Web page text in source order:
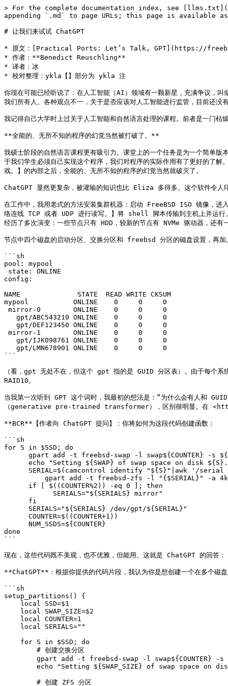
> For the complete documentation index, see [llms.txt](https://freebsd-journal-cn.bsdcn.org/llms.txt). Markdown versions of documentation pages are available by appending `.md` to page URLs; this page is available as [Markdown](https://freebsd-journal-cn.bsdcn.org/20230304-qian-ru-shi/gpt.md).

# 让我们来试试 ChatGPT

* 原文：[Practical Ports: Let’s Talk, GPT](https://freebsdfoundation.org/wp-content/uploads/2023/05/GPT_Practical_ports.pdf)
* 作者：**Benedict Reuschling**
* 译者：冰
* 校对整理：ykla【】部分为 ykla 注

你现在可能已经听说了：在人工智能（AI）领域有一颗新星，充满争议，叫做 ChatGPT。人们已经写了许多关于它的文章，既有讨论它如何通过完成一些被视为杂务的任务来改善人们的生活，也有讨论它如何让机器人取胜从而毁灭我们所有人。各种观点不一，关于是否应该对人工智能进行监管，目前还没有定论。既然这是 Practical Ports 专栏，我将实际看看这种类似聊天的工具能做些什么。

我记得自己大学时上过关于人工智能和自然语言处理的课程。前者是一门枯燥乏味的讲座，没什么价值，因为当时 AI 领域没有重大突破，所以讲座大多围绕该领域过去的努力展开——这简直是一门历史课。

**全能的、无所不知的程序的幻觉当然被打破了。**

我硕士阶段的自然语言课程更有吸引力。课堂上的一个任务是为一个简单版本的 Eliza 编程。当年，当计算机化的治疗师第一次出现时，它备受赞誉，仿佛能让精神分析学家第二天就申请失业。但现在来看，这当然没有发生。由于我们学生必须自己实现这个程序，我们对程序的实际作用有了更好的了解。看到它能做什么令人激动，加上一点随机性，它并没有很快变得太可预测或无聊。看了弗兰肯斯坦软件怪物【《游荡者：弗兰肯斯坦的怪物》是一款游戏。】的内部之后，全能的、无所不知的程序的幻觉当然就破灭了。

ChatGPT 显然更复杂，被灌输的知识也比 Eliza 多得多。这个软件令人印象深刻，但当然应该谨慎对待，下面的实验就证明了这一点。

在工作中，我用老式的方法安装集群机器：启动 FreeBSD ISO 镜像，进入 shell 并设置基本网络（`ifconfig ixl0 up && dhclient ixl0`）。然后，我使用 netcat【netcat 是个计算机网络公用程序，用来对网络连线 TCP 或者 UDP 进行读写。】将 shell 脚本传输到主机上并运行。虽然肯定有更好的自动化方法（如 PXE 启动、预置镜像等），但这个方法我已经用了一段时间。这个脚本并不复杂，但由于底层硬件的细微变化，已经经历了多次演变：一些节点只有 HDD，较新的节点有 NVMe 驱动器，还有一些是 HDD 和 SSD 的混合。虽然脚本运行良好，但我想让 AI 检查一下，看它是否发现了任何明显的错误或有什么改进建议。

节点中四个磁盘的启动分区、交换分区和 freebsd 分区的磁盘设置，再加上 ZFS，总是有点棘手。我的目标是创建 RAID-10 zpool（2 个镜像条带在一起），磁盘上有磁盘序列号作为标识，像这样：

```sh
pool: mypool
 state: ONLINE
config:

NAME              STATE  READ WRITE CKSUM
mypool           ONLINE    0     0     0
 mirror-0        ONLINE    0     0     0 
   gpt/ABC543210 ONLINE    0     0     0
   gpt/DEF123450 ONLINE    0     0     0
 mirror-1        ONLINE    0     0     0
   gpt/IJK098761 ONLINE    0     0     0
   gpt/LMN678901 ONLINE    0     0     0
```

（看，gpt 无处不在，但这个 gpt 指的是 GUID 分区表）。由于每个系统的序列号都不一样，我有一小段例程，可以算出每个磁盘的序列号并创建池，确保将 mirror 关键字添加到序列号列表中，因为 ZFS 需要它来创建 RAID10。

当我第一次听到 GPT 这个词时，我最初的想法是：“为什么会有人和 GUID 分区表对话？”我一定是在日常工作中与分区和磁盘设置打交道太多，所以我想，试一试吧。由于 ChatGPT 中的 GPT 代表生成式预训练变换器（generative pre-trained transformer），区别很明显。在 <https://chat.openai.com/chat> 创建账户后，我看到相当平淡无奇的聊天窗口。于是，我输入了以下内容：

**BCR**【作者向 ChatGPT 提问】：你将如何为这段代码创建函数：

```sh
for S in $SSD; do
      gpart add -t freebsd-swap -l swap${COUNTER} -s ${SWAP} -a 4k "${S}"
      echo "Setting ${SWAP} of swap space on disk ${S}."
      SERIAL=$(camcontrol identify "${S}"|awk '/serial number/ { print $3 }')
          gpart add -t freebsd-zfs -l "{$SERIAL}" -a 4k "${S}"
      if [ $((COUNTER%2)) -eq 0 ]; then
            SERIALS="${SERIALS} mirror"
      fi
      SERIALS="${SERIALS} /dev/gpt/${SERIAL}"
      COUNTER=$((COUNTER+1))
      NUM_SSDS=${COUNTER}
done
```

现在，这些代码既不美观，也不优雅，但能用。这就是 ChatGPT 的回答：

**ChatGPT**：根据你提供的代码片段，我认为你是想创建一个在多个磁盘上设置交换和 ZFS 分区的函数。这里有一个函数样本，可以完成这个任务：

```sh
setup_partitions() {
    local SSD=$1
    local SWAP_SIZE=$2
    local COUNTER=1
    local SERIALS=""
     
    for S in $SSD; do
        # 创建交换分区